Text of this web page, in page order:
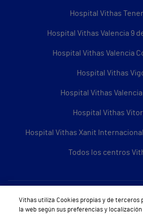
Hospital Vithas
Hospital Vithas Valencia 9
Hospital Vithas Valencia
Hospital Vithas
Hospital Vithas
Hospital Vithas
Hospital Vithas Xanit
Todos los centros
Sobre Vithas
Vithas utiliza Cookies propias y de terceros
la web según sus preferencias y